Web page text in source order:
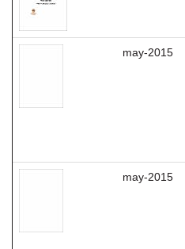
may-2015
may-2015